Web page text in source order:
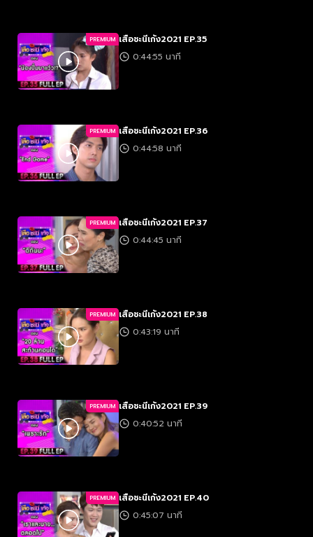
PREMIUM เสือชะนีเก้ง2021 EP.35
0:44:55 นาที
PREMIUM เสือชะนีเก้ง2021 EP.36
0:44:58 นาที
PREMIUM เสือชะนีเก้ง2021 EP.37
0:44:45 นาที
PREMIUM เสือชะนีเก้ง2021 EP.38
0:43:19 นาที
PREMIUM เสือชะนีเก้ง2021 EP.39
0:40:52 นาที
PREMIUM เสือชะนีเก้ง2021 EP.40
0:45:07 นาที